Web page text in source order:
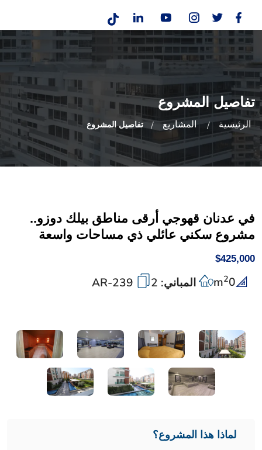
تفاصيل المشروع
الرئيسية المشاريع تفاصيل المشروع
في عدنان قهوجي أرقى مناطق بيلك دوزو..
مشروع سكني عائلي ذي مساحات واسعة
$425,000
0
m2 المباني: 2
لماذا هذا المشروع؟